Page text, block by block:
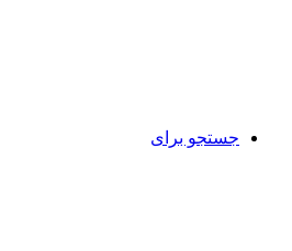
جستجو برای